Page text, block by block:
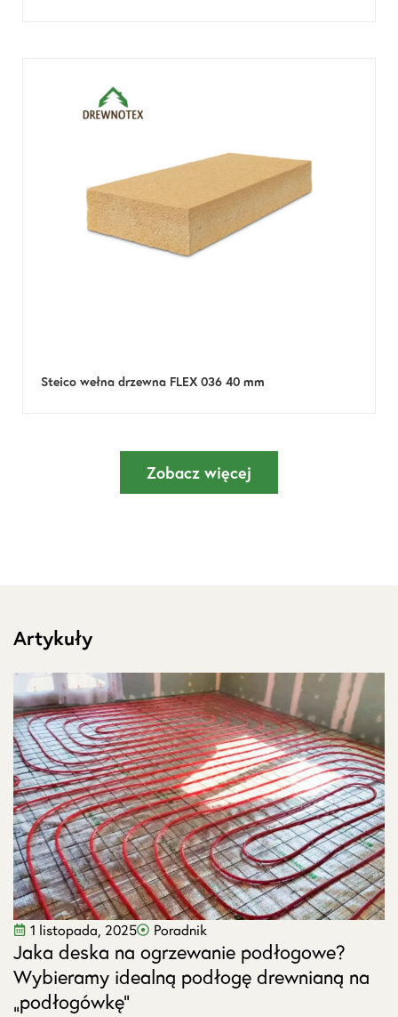
Steico wełna drzewna FLEX 036 40 mm
Zobacz więcej
Artykuły
1 listopada, 2025 Poradnik
Jaka deska na ogrzewanie podłogowe?
Wybieramy idealną podłogę drewnianą na
„podłogówkę”